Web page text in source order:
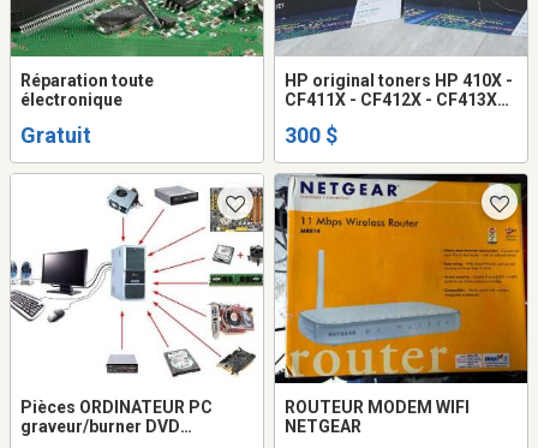
Réparation toute
électronique
Gratuit
HP original toners HP 410X -
CF411X - CF412X - CF413X
300 $
Pièces ORDINATEUR PC
graveur/burner DVD
ROUTEUR MODEM WIFI
NETGEAR